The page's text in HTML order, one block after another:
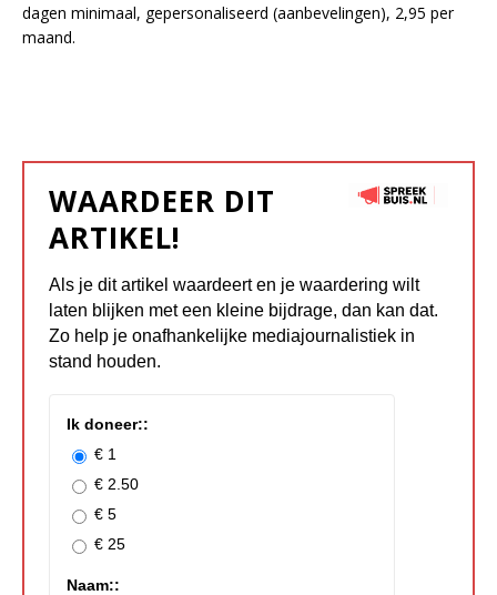
dagen minimaal, gepersonaliseerd (aanbevelingen), 2,95 per
maand.
WAARDEER DIT
ARTIKEL!
Als je dit artikel waardeert en je waardering wilt
laten blijken met een kleine bijdrage, dan kan dat.
Zo help je onafhankelijke mediajournalistiek in
stand houden.
Ik doneer::
€ 1
€ 2.50
€ 5
€ 25
Naam::